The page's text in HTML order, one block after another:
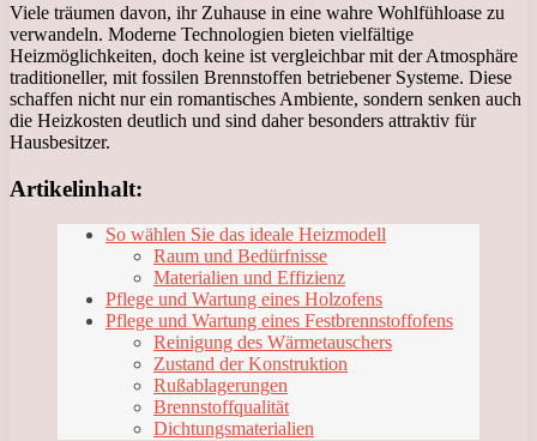
Viele träumen davon, ihr Zuhause in eine wahre Wohlfühloase zu
verwandeln. Moderne Technologien bieten vielfältige
Heizmöglichkeiten, doch keine ist vergleichbar mit der Atmosphäre
traditioneller, mit fossilen Brennstoffen betriebener Systeme. Diese
schaffen nicht nur ein romantisches Ambiente, sondern senken auch
die Heizkosten deutlich und sind daher besonders attraktiv für
Hausbesitzer.
Artikelinhalt:
So wählen Sie das ideale Heizmodell
Raum und Bedürfnisse
Materialien und Effizienz
Pflege und Wartung eines Holzofens
Pflege und Wartung eines Festbrennstoffofens
Reinigung des Wärmetauschers
Zustand der Konstruktion
Rußablagerungen
Brennstoffqualität
Dichtungsmaterialien